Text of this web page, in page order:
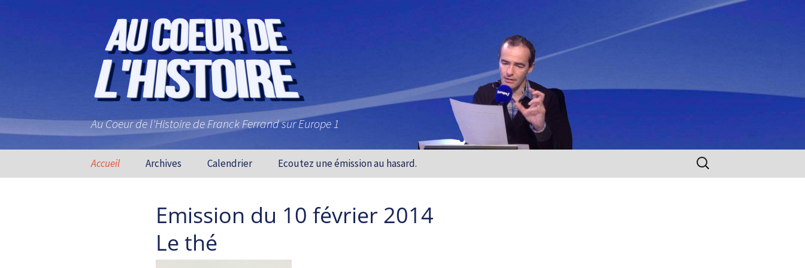
Au Coeur de l'Histoire de Franck Ferrand sur Europe 1
Aller au contenu principal
Accueil Archives Calendrier Ecoutez une émission au hasard. Rechercher :
Emission du 10 février 2014
Le thé